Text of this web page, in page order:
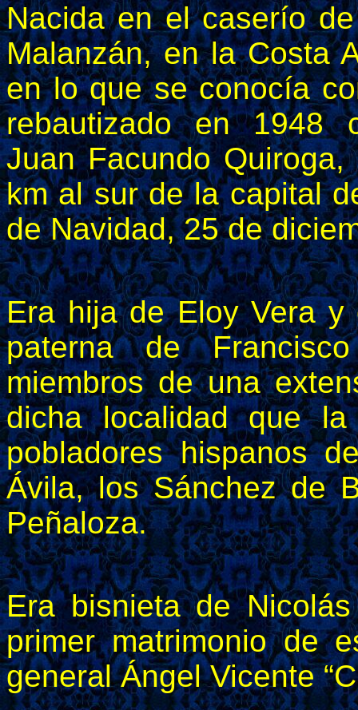
Nacida en el caserío
Malanzán, en la Costa
en lo que se conocía
rebautizado en 1948
Juan Facundo
km al sur de la capital
de Navidad, 25 de
Era hija de Eloy Vera y
paterna de
miembros de una
dicha localidad que
pobladores hispanos
Ávila, los Sánchez de
Peñaloza.
Era bisnieta de
primer matrimonio de
general Ángel Vicente